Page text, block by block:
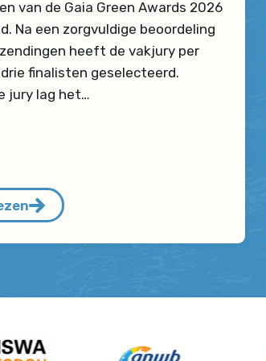
van de Gaia Green Awards 2026
Na een zorgvuldige beoordeling
heeft de vakjury per
finalisten geselecteerd.
jury lag het…